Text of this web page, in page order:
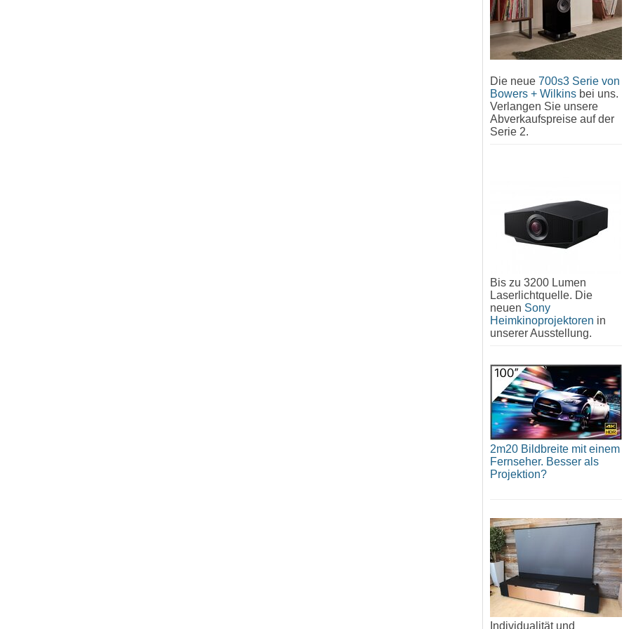
Die neue 700s3 Serie von
Bowers + Wilkins bei uns.
Verlangen Sie unsere
Abverkaufspreise auf der
Serie 2.
Bis zu 3200 Lumen
Laserlichtquelle. Die
neuen Sony
Heimkinoprojektoren in
unserer Ausstellung.
2m20 Bildbreite mit einem
Fernseher. Besser als
Projektion?
Individualität und